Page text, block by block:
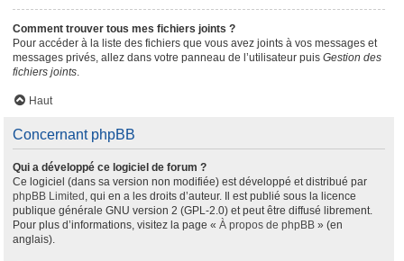
Comment trouver tous mes fichiers joints ?
Pour accéder à la liste des fichiers que vous avez joints à vos messages et
messages privés, allez dans votre panneau de l’utilisateur puis Gestion des
fichiers joints.
Haut
Concernant phpBB
Qui a développé ce logiciel de forum ?
Ce logiciel (dans sa version non modifiée) est développé et distribué par
phpBB Limited , qui en a les droits d’auteur. Il est publié sous la licence
publique générale GNU version 2 (GPL-2.0) et peut être diffusé librement.
Pour plus d’informations, visitez la page « À propos de phpBB » (en
anglais).